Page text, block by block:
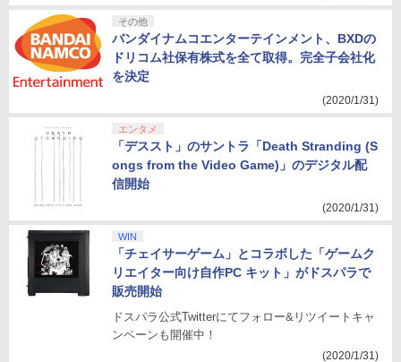
その他
バンダイナムコエンターテインメント、BXDの
ドリコム社保有株式を全て取得。完全子会社化
を決定
(2020/1/31)
エンタメ
「デススト」のサントラ「Death Stranding (S
ongs from the Video Game)」のデジタル配
信開始
(2020/1/31)
WIN
「チェイサーゲーム」とコラボした「ゲームク
リエイター向け自作PC キット」がドスパラで
販売開始
ドスパラ公式Twitterにてフォロー&リツイートキャ
ンペーンも開催中！
(2020/1/31)